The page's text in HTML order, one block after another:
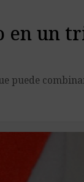
en un
puede